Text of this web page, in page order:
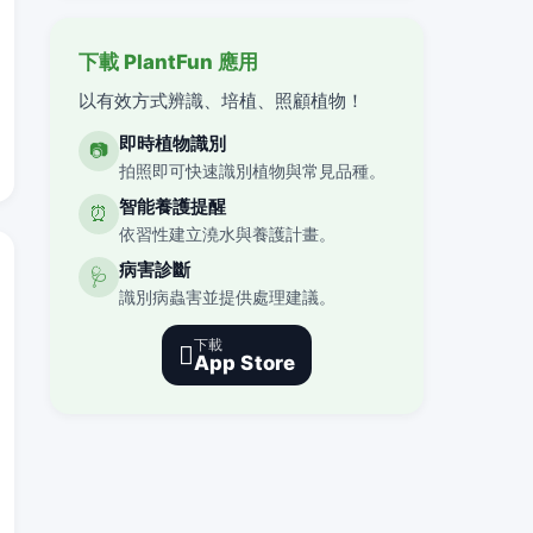
下載 PlantFun 應用
以有效方式辨識、培植、照顧植物！
📷 即時植物識別
拍照即可快速識別植物與常見品種。
⏰ 智能養護提醒
依習性建立澆水與養護計畫。
🩺 病害診斷
識別病蟲害並提供處理建議。
下載
App Store